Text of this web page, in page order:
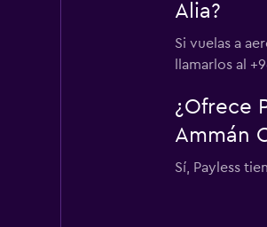
Alia?
Si vuelas a
llamarlos al
¿Ofrece
Ammán
Sí, Payless